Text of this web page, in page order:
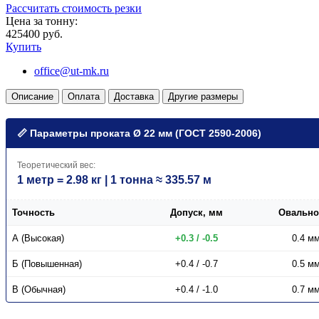
Рассчитать стоимость резки
Цена за тонну:
425400 руб.
Купить
office@ut-mk.ru
Описание Оплата Доставка Другие размеры
📏 Параметры проката Ø 22 мм (ГОСТ 2590-2006)
Теоретический вес:
1 метр = 2.98 кг | 1 тонна ≈ 335.57 м
Точность Допуск, мм
А (Высокая) +0.3 / -0.5 0.4 мм
Б (Повышенная) +0.4 / -0.7 0.5 мм
В (Обычная) +0.4 / -1.0 0.7 мм